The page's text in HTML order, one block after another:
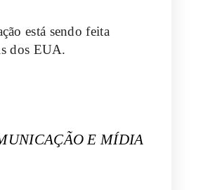
está sendo feita
dos EUA.
E MÍDIA